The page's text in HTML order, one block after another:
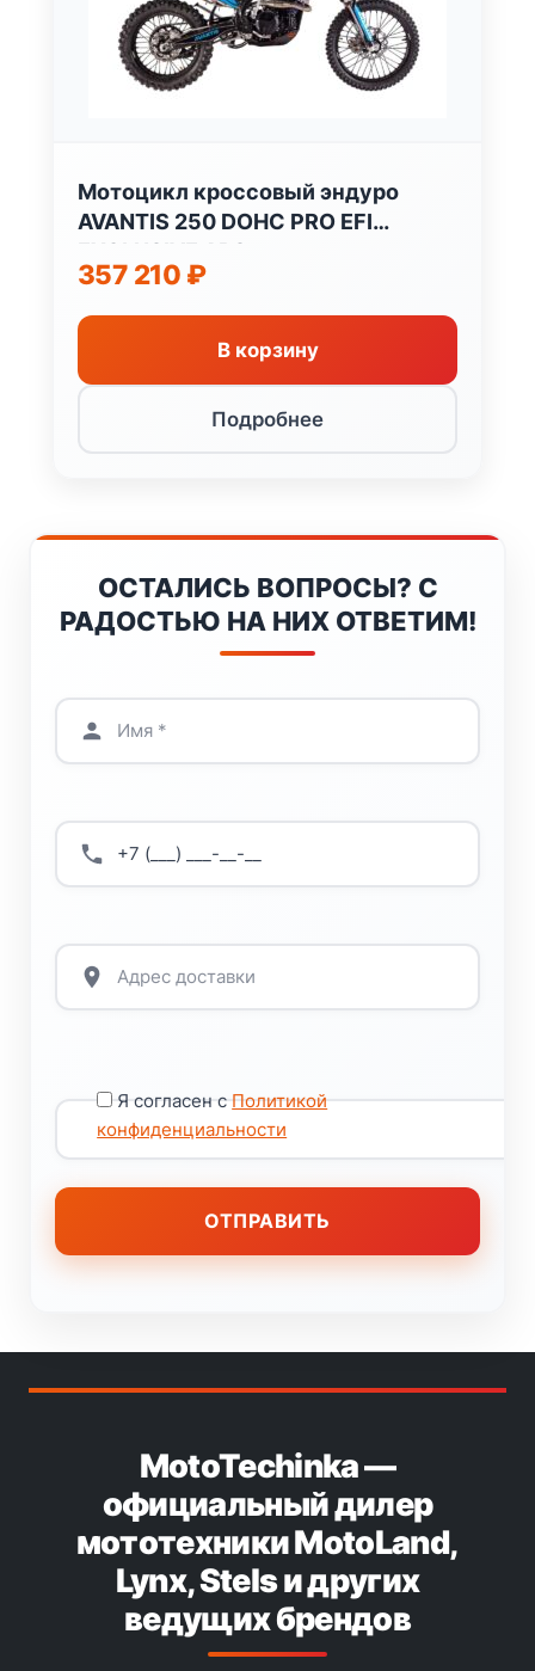
Мотоцикл кроссовый эндуро
AVANTIS 250 DOHC PRO EFI
EXCLUSIVE ARS
357 210 ₽
В корзину
Подробнее
ОСТАЛИСЬ ВОПРОСЫ? С
РАДОСТЬЮ НА НИХ ОТВЕТИМ!
Я согласен сПолитикой
конфиденциальности
MotoTechinka —
официальный дилер
мототехники MotoLand,
Lynx, Stels и других
ведущих брендов